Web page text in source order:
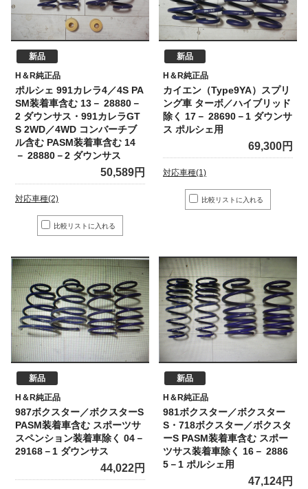
H＆R純正品
ポルシェ 991カレラ4／4S PA
SM装着車含む 13－ 28880－
2 ダウンサス・991カレラGT
S 2WD／4WD コンバーチブ
ル含む PASM装着車含む 14
－ 28880－2 ダウンサス
新品
50,589円
対応車種(2)
H＆R純正品
カイエン（Type9YA）スプリ
ング車 ターボ／ハイブリッド
除く 17－ 28690－1 ダウンサ
ス ポルシェ用
新品
69,300円
対応車種(1)
H＆R純正品
987ボクスター／ボクスターS
PASM装着車含む スポーツサ
スペンション装着車除く 04－
29168－1 ダウンサス
新品
44,022円
H＆R純正品
981ボクスター／ボクスター
S・718ボクスター／ボクスタ
ーS PASM装着車含む スポー
ツサス装着車除く 16－ 2886
5－1 ポルシェ用
新品
47,124円